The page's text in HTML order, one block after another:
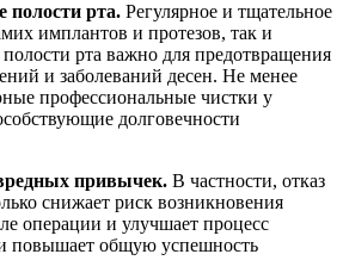
полости рта. Регулярное и тщательное
имплантов и протезов, так и
полости рта важно для предотвращения
и заболеваний десен. Не менее
профессиональные чистки у
долговечности
привычек. В частности, отказ
снижает риск возникновения
операции и улучшает процесс
повышает общую успешность